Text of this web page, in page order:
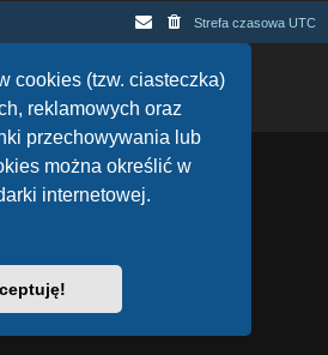
cookies (tzw. ciasteczka)
reklamowych oraz
przechowywania lub
można określić w
internetowej.
Strefa czasowa UTC
językowy dostarcza phpBB.pl
danych osobowych|Regulamin